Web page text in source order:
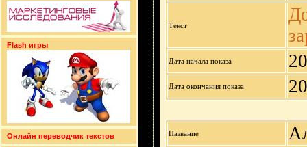
Flash игры
Онлайн переводчик текстов
Текст
Дата начала показа
Дата окончания показа
Название